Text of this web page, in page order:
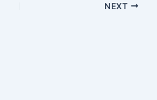
NEXT